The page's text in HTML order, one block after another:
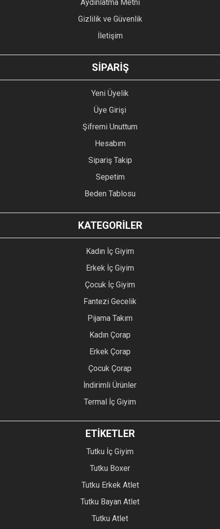
GÖNDER
Aydınlatma Metni
Gizlilik ve Güvenlik
İletişim
SİPARİŞ
Yeni Üyelik
Üye Girişi
Şifremi Unuttum
Hesabım
Sipariş Takip
Sepetim
Beden Tablosu
KATEGORİLER
Kadın İç Giyim
Erkek İç Giyim
Çocuk İç Giyim
Fantezi Gecelik
Pijama Takım
Kadın Çorap
Erkek Çorap
Çocuk Çorap
İndirimli Ürünler
Termal İç Giyim
ETİKETLER
Tutku İç Giyim
Tutku Boxer
Tutku Erkek Atlet
Tutku Bayan Atlet
Tutku Atlet